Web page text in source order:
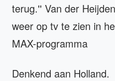
terug.'' Van der
weer op tv te zien in
MAX-programma
Denkend aan Holland.